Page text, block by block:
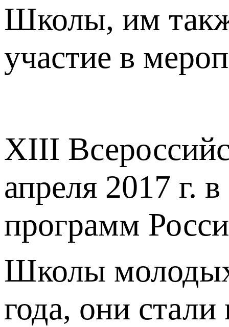
Школы, им
участие в
XIII
апреля 2017 г.
программ
Школы молодых
года, они